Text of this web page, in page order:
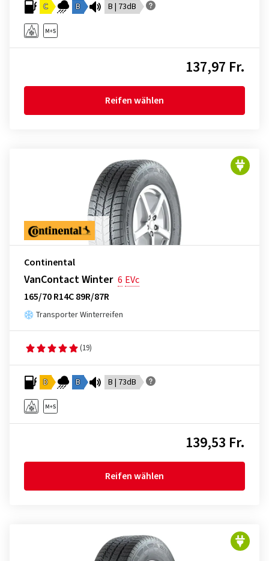
C B B | 73dB
137,97 Fr.
Reifen wählen
Continental
VanContact Winter 6 EVc
165/70 R14C 89R/87R
Transporter Winterreifen
(19)
D B B | 73dB
139,53 Fr.
Reifen wählen